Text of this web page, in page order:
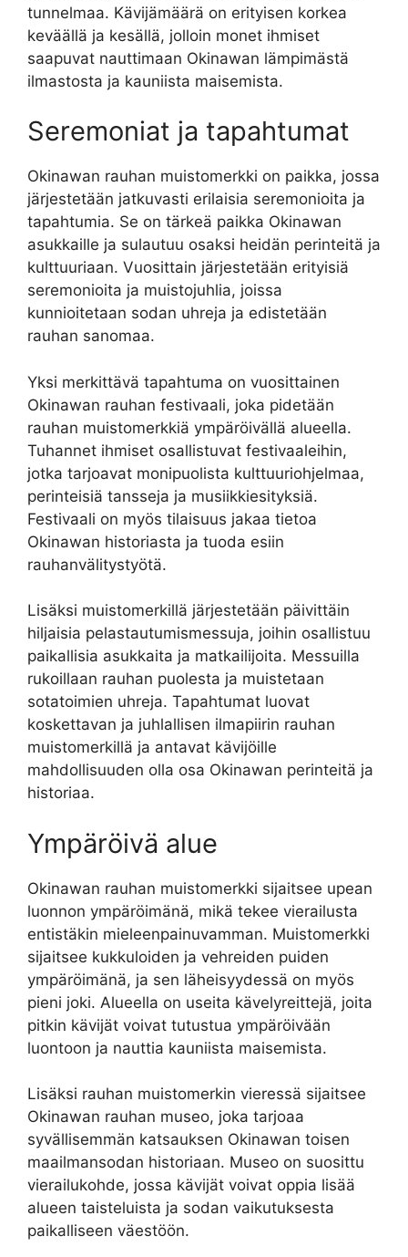
tunnelmaa. Kävijämäärä on erityisen korkea
keväällä ja kesällä, jolloin monet ihmiset
saapuvat nauttimaan Okinawan lämpimästä
ilmastosta ja kauniista maisemista.
Seremoniat ja tapahtumat
Okinawan rauhan muistomerkki on paikka, jossa
järjestetään jatkuvasti erilaisia seremonioita ja
tapahtumia. Se on tärkeä paikka Okinawan
asukkaille ja sulautuu osaksi heidän perinteitä ja
kulttuuriaan. Vuosittain järjestetään erityisiä
seremonioita ja muistojuhlia, joissa
kunnioitetaan sodan uhreja ja edistetään
rauhan sanomaa.
Yksi merkittävä tapahtuma on vuosittainen
Okinawan rauhan festivaali, joka pidetään
rauhan muistomerkkiä ympäröivällä alueella.
Tuhannet ihmiset osallistuvat festivaaleihin,
jotka tarjoavat monipuolista kulttuuriohjelmaa,
perinteisiä tansseja ja musiikkiesityksiä.
Festivaali on myös tilaisuus jakaa tietoa
Okinawan historiasta ja tuoda esiin
rauhanvälitystyötä.
Lisäksi muistomerkillä järjestetään päivittäin
hiljaisia pelastautumismessuja, joihin osallistuu
paikallisia asukkaita ja matkailijoita. Messuilla
rukoillaan rauhan puolesta ja muistetaan
sotatoimien uhreja. Tapahtumat luovat
koskettavan ja juhlallisen ilmapiirin rauhan
muistomerkillä ja antavat kävijöille
mahdollisuuden olla osa Okinawan perinteitä ja
historiaa.
Ympäröivä alue
Okinawan rauhan muistomerkki sijaitsee upean
luonnon ympäröimänä, mikä tekee vierailusta
entistäkin mieleenpainuvamman. Muistomerkki
sijaitsee kukkuloiden ja vehreiden puiden
ympäröimänä, ja sen läheisyydessä on myös
pieni joki. Alueella on useita kävelyreittejä, joita
pitkin kävijät voivat tutustua ympäröivään
luontoon ja nauttia kauniista maisemista.
Lisäksi rauhan muistomerkin vieressä sijaitsee
Okinawan rauhan museo, joka tarjoaa
syvällisemmän katsauksen Okinawan toisen
maailmansodan historiaan. Museo on suosittu
vierailukohde, jossa kävijät voivat oppia lisää
alueen taisteluista ja sodan vaikutuksesta
paikalliseen väestöön.